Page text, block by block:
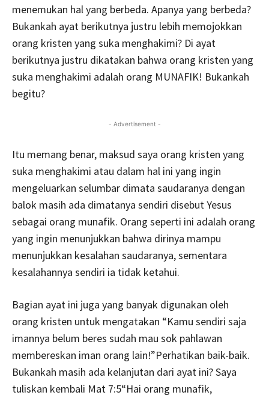
menemukan hal yang berbeda. Apanya yang berbeda?
Bukankah ayat berikutnya justru lebih memojokkan
orang kristen yang suka menghakimi? Di ayat
berikutnya justru dikatakan bahwa orang kristen yang
suka menghakimi adalah orang MUNAFIK! Bukankah
begitu?
- Advertisement -
Itu memang benar, maksud saya orang kristen yang
suka menghakimi atau dalam hal ini yang ingin
mengeluarkan selumbar dimata saudaranya dengan
balok masih ada dimatanya sendiri disebut Yesus
sebagai orang munafik. Orang seperti ini adalah orang
yang ingin menunjukkan bahwa dirinya mampu
menunjukkan kesalahan saudaranya, sementara
kesalahannya sendiri ia tidak ketahui.
Bagian ayat ini juga yang banyak digunakan oleh
orang kristen untuk mengatakan “Kamu sendiri saja
imannya belum beres sudah mau sok pahlawan
membereskan iman orang lain!”Perhatikan baik-baik.
Bukankah masih ada kelanjutan dari ayat ini? Saya
tuliskan kembali Mat 7:5“Hai orang munafik,